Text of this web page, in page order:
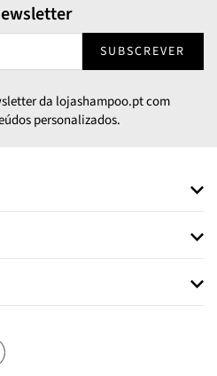
SUBSCREVER
da lojashampoo.pt com
personalizados.